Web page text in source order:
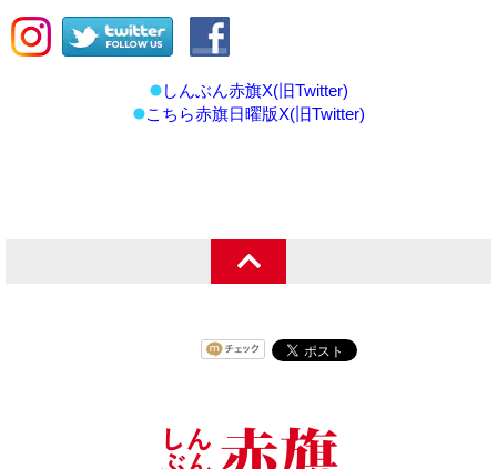
しんぶん赤旗X(旧Twitter)
こちら赤旗日曜版X(旧Twitter)